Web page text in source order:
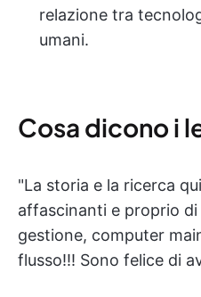
relazione tra
umani.
Cosa dicono i
"La storia e la ricerca
affascinanti e proprio
gestione, computer
flusso!!! Sono felice di